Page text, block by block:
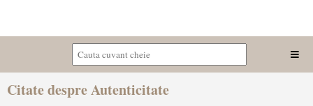
Citate despre Autenticitate